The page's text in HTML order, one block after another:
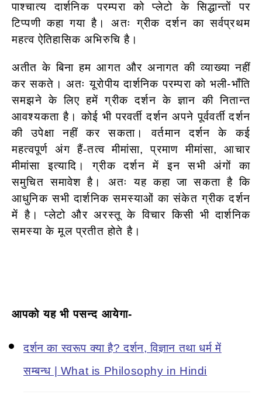
पाश्चात्य दार्शनिक परम्परा को प्लेटो के सिद्धान्तों पर
टिप्पणी कहा गया है। अतः ग्रीक दर्शन का सर्वप्रथम
महत्व ऐतिहासिक अभिरुचि है।
अतीत के बिना हम आगत और अनागत की व्याख्या नहीं
कर सकते। अतः यूरोपीय दार्शनिक परम्परा को भली-भाँति
समझने के लिए हमें ग्रीक दर्शन के ज्ञान की नितान्त
आवश्यकता है। कोई भी परवर्ती दर्शन अपने पूर्ववर्ती दर्शन
की उपेक्षा नहीं कर सकता। वर्तमान दर्शन के कई
महत्वपूर्ण अंग हैं-तत्व मीमांसा, प्रमाण मीमांसा, आचार
मीमांसा इत्यादि। ग्रीक दर्शन में इन सभी अंगों का
समुचित समावेश है। अतः यह कहा जा सकता है कि
आधुनिक सभी दार्शनिक समस्याओं का संकेत ग्रीक दर्शन
में है। प्लेटो और अरस्तू के विचार किसी भी दार्शनिक
समस्या के मूल प्रतीत होते है।
आपको यह भी पसन्द आयेगा-
दर्शन का स्वरूप क्या है? दर्शन, विज्ञान तथा धर्म में
सम्बन्ध | What is Philosophy in Hindi